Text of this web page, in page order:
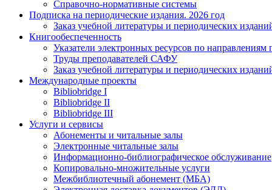
Справочно-нормативные системы
Подписка на периодические издания. 2026 год
Заказ учебной литературы и периодических
Книгообеспеченность
Указатели электронных ресурсов по направлениям
Труды преподавателей САФУ
Заказ учебной литературы и периодических
Международные проекты
Bibliobridge I
Bibliobridge II
Bibliobridge III
Услуги и сервисы
Абонементы и читальные залы
Электронные читальные залы
Информационно-библиографическое обслуживание
Копировально-множительные услуги
Межбиблиотечный абонемент (МБА)